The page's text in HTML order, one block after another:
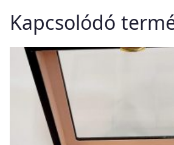
Kapcsolódó